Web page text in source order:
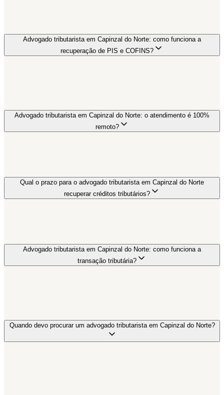
Advogado tributarista em Capinzal do Norte: como funciona a
recuperação de PIS e COFINS?
Advogado tributarista em Capinzal do Norte: o atendimento é 100%
remoto?
Qual o prazo para o advogado tributarista em Capinzal do Norte
recuperar créditos tributários?
Advogado tributarista em Capinzal do Norte: como funciona a
transação tributária?
Quando devo procurar um advogado tributarista em Capinzal do Norte?